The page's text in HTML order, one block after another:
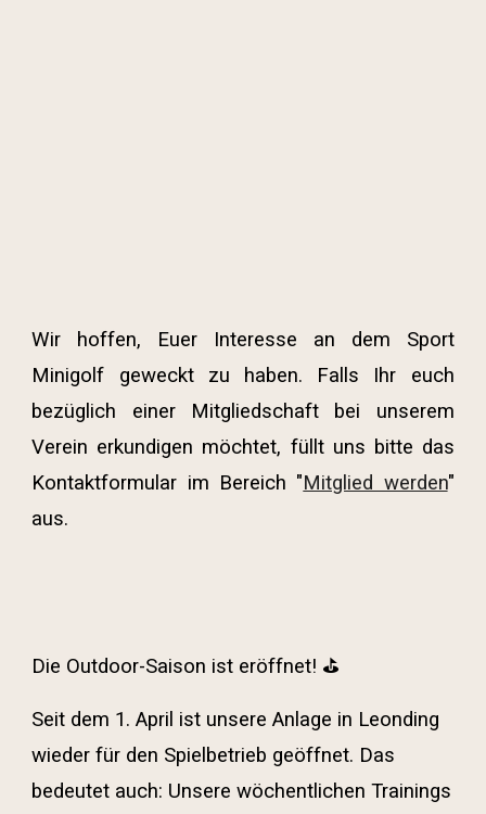
Wir hoffen, Euer Interesse an dem Sport
Minigolf geweckt zu haben. Falls Ihr euch
bezüglich einer Mitgliedschaft bei unserem
Verein erkundigen möchtet, füllt uns bitte das
Kontaktformular im Bereich "Mitglied werden"
aus.
Die Outdoor-Saison ist eröffnet! ⛳
Seit dem 1. April ist unsere Anlage in Leonding
wieder für den Spielbetrieb geöffnet. Das
bedeutet auch: Unserewöchentlichen Trainings